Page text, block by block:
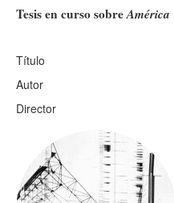
Tesis en curso sobreAmérica
Título
Autor
Director